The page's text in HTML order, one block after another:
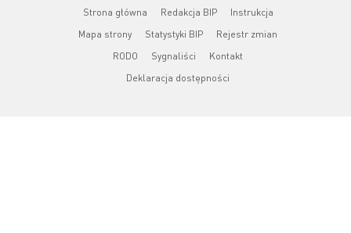
Strona główna Redakcja BIP
Instrukcja
Mapa strony
Statystyki BIP
Rejestr zmian
RODO
Sygnaliści
Kontakt
Deklaracja dostępności